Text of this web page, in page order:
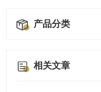
产品分类
相关文章